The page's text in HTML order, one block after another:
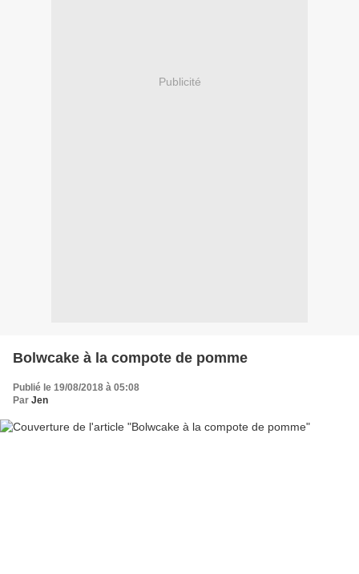
Publicité
Bolwcake à la compote de pomme
Publié le 19/08/2018 à 05:08
Par Jen